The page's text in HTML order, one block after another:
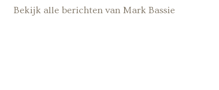
Bekijk alle berichten van Mark Bassie